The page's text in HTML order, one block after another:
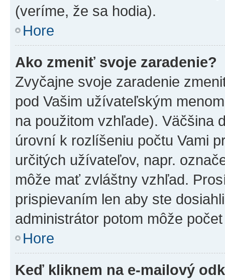
(veríme, že sa hodia).
Hore
Ako zmeniť svoje zaradenie?
Zvyčajne svoje zaradenie
pod Vašim užívateľským
na použitom vzhľade). Väčšina
úrovní k rozlíšeniu počtu Vami
určitých užívateľov, napr.
môže mať zvláštny vzhľad.
prispievaním len aby ste
administrátor potom môže
Hore
Keď kliknem na e-mailový